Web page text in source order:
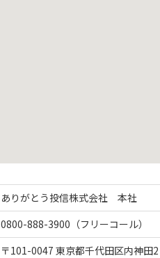
ありがとう投信株式会社 本社
0800-888-3900（フリーコール）
〒101-0047 東京都千代田区内神